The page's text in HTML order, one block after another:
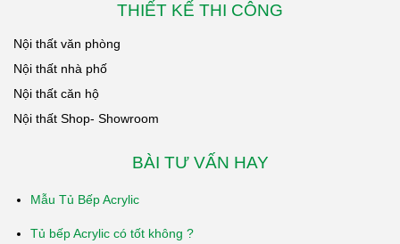
hàng theo đúng
quy định của
công ty.
nhiều công trình
THIẾT KẾ THI CÔNG
Nội thất văn phòng
Nội thất nhà phố
Nội thất căn hộ
Nội thất Shop- Showroom
BÀI TƯ VẤN HAY
Mẫu Tủ Bếp Acrylic
Tủ bếp Acrylic có tốt không ?